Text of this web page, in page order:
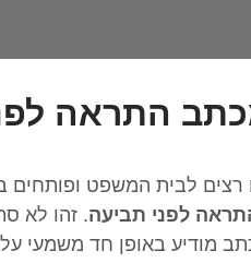
התראה
לבית המשפט ופותחים
לפני תביעה. זהו לא
מודיע באופן חד משמעי